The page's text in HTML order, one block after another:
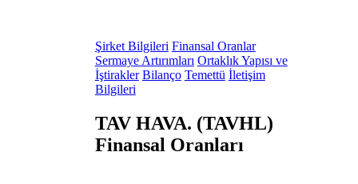
Şirket Bilgileri Finansal Oranlar
Sermaye Artırımları Ortaklık Yapısı ve
İştirakler Bilanço Temettü İletişim
Bilgileri
TAV HAVA. (TAVHL)
Finansal Oranları